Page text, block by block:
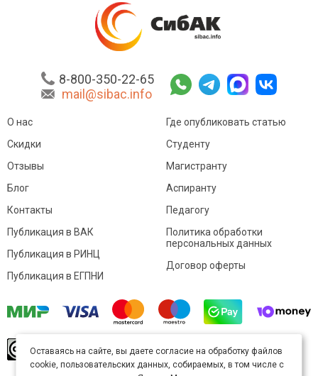
8-800-350-22-65
mail@sibac.info
О нас
Скидки
Отзывы
Блог
Контакты
Где опубликовать статью
Студенту
Магистранту
Аспиранту
Педагогу
Публикация в ВАК
Публикация в РИНЦ
Публикация в ЕГПНИ
Политика обработки
персональных данных
Договор оферты
произведение доступно полицензии Creative
Commons «Attribution» («Атрибуция») 4.0
Оставаясь на сайте, вы даете согласие на обработку файлов
cookie, пользовательских данных, собираемых, в том числе с